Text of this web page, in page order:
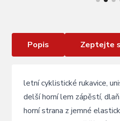
Popis Zeptejte
letní cyklistické rukavice,
delší horní lem zápěstí,
horní strana z jemné